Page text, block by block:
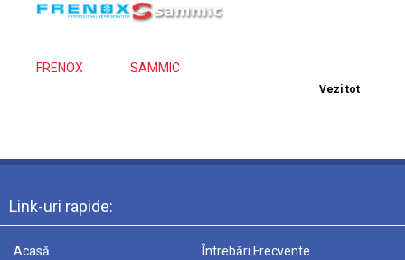
FRENOX SAMMIC
Vezi tot
Link-uri rapide:
Acasă Întrebări Frecvente